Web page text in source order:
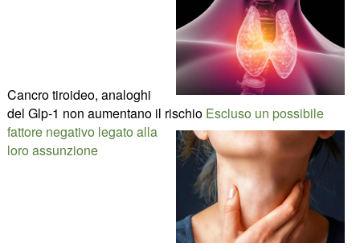
Cancro tiroideo, analoghi
del Glp-1 non aumentano il rischio Escluso un possibile
fattore negativo legato alla
loro assunzione